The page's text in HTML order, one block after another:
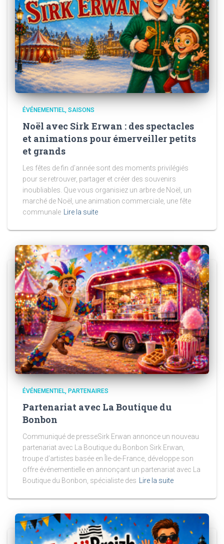
ÉVÉNEMENTIEL SAISONS
Noël avec Sirk Erwan : des spectacles
et animations pour émerveiller petits
et grands
Les fêtes de fin d’année sont des moments privilégiés
pour se retrouver, partager et créer des souvenirs
inoubliables. Que vous organisiez un arbre de Noël, un
marché de Noël, une animation commerciale, une fête
communale
Lire la suite
ÉVÉNEMENTIEL PARTENAIRES
Partenariat avec La Boutique du
Bonbon
Communiqué de presseSirk Erwan annonce un nouveau
partenariat avec La Boutique du Bonbon Sirk Erwan,
troupe d’artistes basée en Île-de-France, développe son
offre événementielle en annonçant un partenariat avec La
Boutique du Bonbon, spécialiste des Lire la suite